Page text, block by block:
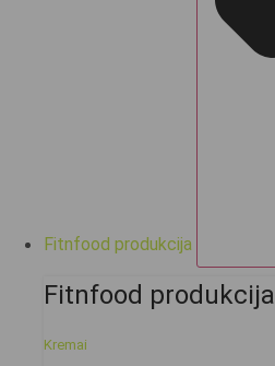
Fitnfood produkcija
Fitnfood produkcija
Kremai